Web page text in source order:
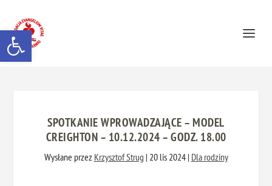
Otwórz pasek narzędzi
SPOTKANIE WPROWADZAJĄCE – MODEL
CREIGHTON – 10.12.2024 – GODZ. 18.00
Wysłane przez Krzysztof Strug | 20 lis 2024| Dla rodziny